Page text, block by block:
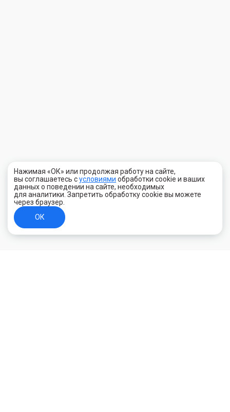
Нажимая «ОК» или продолжая работу на сайте,
вы соглашаетесь сусловиями обработки cookie и ваших
данных о поведении на сайте, необходимых
для аналитики. Запретить обработку cookie вы можете
через браузер.
ОК